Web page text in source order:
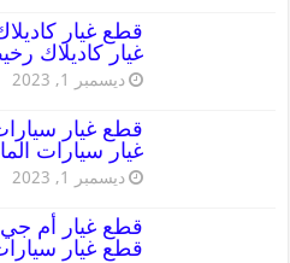
غيار كاديلاك
ديسمبر 1, 2023
غيار سيارات
ديسمبر 1, 2023
قطع غيار